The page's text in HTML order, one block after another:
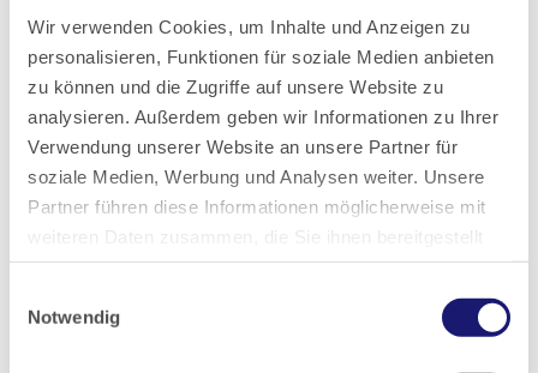
Wir verwenden Cookies, um Inhalte und Anzeigen zu
personalisieren, Funktionen für soziale Medien anbieten
zu können und die Zugriffe auf unsere Website zu
analysieren. Außerdem geben wir Informationen zu Ihrer
Verwendung unserer Website an unsere Partner für
soziale Medien, Werbung und Analysen weiter. Unsere
Partner führen diese Informationen möglicherweise mit
weiteren Daten zusammen, die Sie ihnen bereitgestellt
haben oder die sie im Rahmen Ihrer Nutzung der Dienste
Notwendig
22.03.2023
Hessisches Ärzteblatt
Ausgabe 4/2023